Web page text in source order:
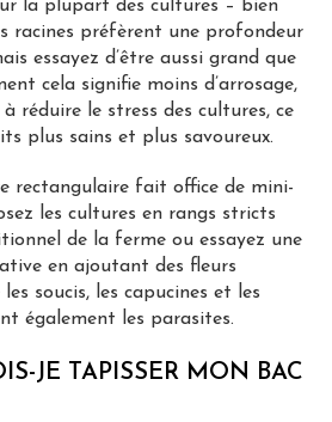
la plupart des cultures – bien
racines préfèrent une profondeur
essayez d’être aussi grand que
cela signifie moins d’arrosage,
réduire le stress des cultures, ce
plus sains et plus savoureux.
rectangulaire fait office de mini-
les cultures en rangs stricts
de la ferme ou essayez une
en ajoutant des fleurs
soucis, les capucines et les
également les parasites.
JE TAPISSER MON BAC